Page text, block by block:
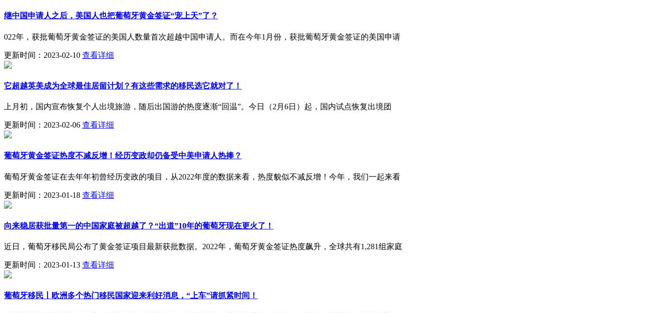
继中国申请人之后，美国人也把葡萄牙黄金签证“宠上天”了？
022年，获批葡萄牙黄金签证的美国人数量首次超越中国申请人。而在今年1月份，获批葡萄牙黄金签证的美国申请
更新时间：2023-02-10 查看详细
它超越英美成为全球最佳居留计划？有这些需求的移民选它就对了！
上月初，国内宣布恢复个人出境旅游，随后出国游的热度逐渐“回温”。今日（2月6日）起，国内试点恢复出境团
更新时间：2023-02-06 查看详细
葡萄牙黄金签证热度不减反增！经历变政却仍备受中美申请人热捧？
葡萄牙黄金签证在去年年初曾经历变政的项目，从2022年度的数据来看，热度貌似不减反增！今年，我们一起来看
更新时间：2023-01-18 查看详细
向来稳居获批量第一的中国家庭被超越了？“出道”10年的葡萄牙现在更火了！
近日，葡萄牙移民局公布了黄金签证项目最新获批数据。2022年，葡萄牙黄金签证热度飙升，全球共有1,281组家庭
更新时间：2023-01-13 查看详细
葡萄牙移民丨欧洲多个热门移民国家迎来利好消息，“上车”请抓紧时间！